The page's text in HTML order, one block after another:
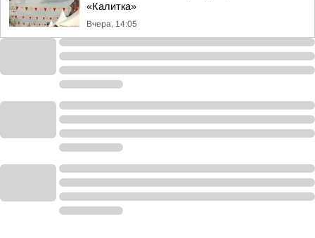
«Калитка»
Вчера, 14:05